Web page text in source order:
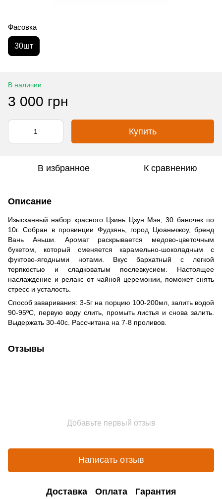
Фасовка
30шт
В наличии
3 000 грн
Купить
В избранное К сравнению
Описание
Изысканный набор красного Цзинь Цзун Мэя, 30 баночек по
10г. Собран в провинции Фудзянь, город Цюаньчжоу, бренд
Вань Аньши. Аромат раскрывается медово-цветочным
букетом, который сменяется карамельно-шоколадным с
фуктово-ягодными нотами. Вкус бархатный с легкой
терпкостью и сладковатым послевкусием. Настоящее
наслаждение и релакс от чайной церемонии, поможет снять
стресс и усталость.
Способ заваривания: 3-5г на порцию 100-200мл, залить водой
90-95ºС, первую воду слить, промыть листья и снова залить.
Выдержать 30-40с. Рассчитана на 7-8 проливов.
Отзывы
Добавьте первый отзыв
Написать отзыв
Доставка Оплата Гарантия